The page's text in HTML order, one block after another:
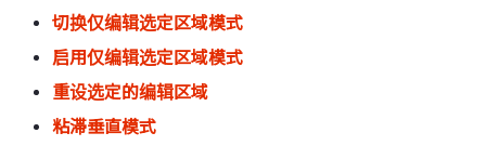
切换仅编辑选定区域模式
启用仅编辑选定区域模式
重设选定的编辑区域
粘滞垂直模式